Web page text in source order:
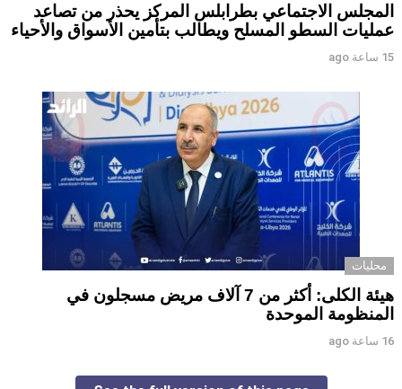
المجلس الاجتماعي بطرابلس المركز يحذر من تصاعد
عمليات السطو المسلح ويطالب بتأمين الأسواق والأحياء
15 ساعة ago
محليات
هيئة الكلى: أكثر من 7 آلاف مريض مسجلون في
المنظومة الموحدة
16 ساعة ago